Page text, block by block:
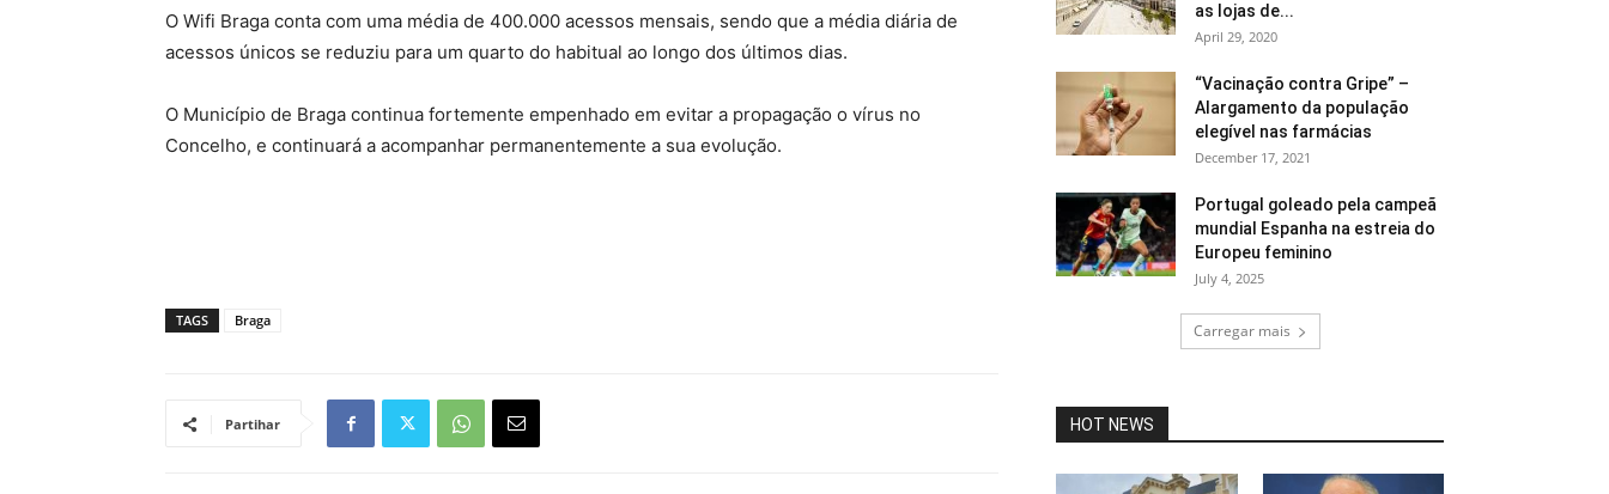
O Wifi Braga conta com uma média de 400.000 acessos mensais, sendo que a média diária de
acessos únicos se reduziu para um quarto do habitual ao longo dos últimos dias.
O Município de Braga continua fortemente empenhado em evitar a propagação o vírus no
Concelho, e continuará a acompanhar permanentemente a sua evolução.
TAGS Braga
Partihar
as lojas de...
April 29, 2020
“Vacinação contra Gripe” –
Alargamento da população
elegível nas farmácias
December 17, 2021
Portugal goleado pela campeã
mundial Espanha na estreia do
Europeu feminino
July 4, 2025
Carregar mais
HOT NEWS